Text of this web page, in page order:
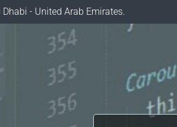
- United Arab Emirates.